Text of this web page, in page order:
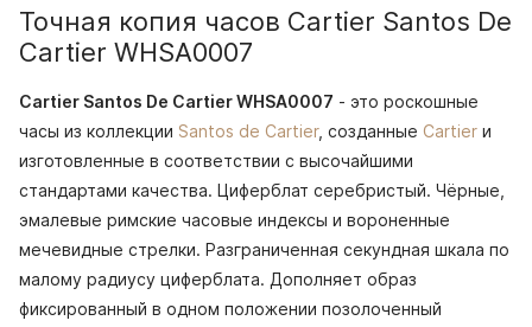
Точная копия часов Cartier Santos De
Cartier WHSA0007
Cartier Santos De Cartier WHSA0007 - это роскошные
часы из коллекции Santos de Cartier, созданные Cartier и
изготовленные в соответствии с высочайшими
стандартами качества. Циферблат серебристый. Чёрные,
эмалевые римские часовые индексы и вороненные
мечевидные стрелки. Разграниченная секундная шкала по
малому радиусу циферблата. Дополняет образ
фиксированный в одном положении позолоченный